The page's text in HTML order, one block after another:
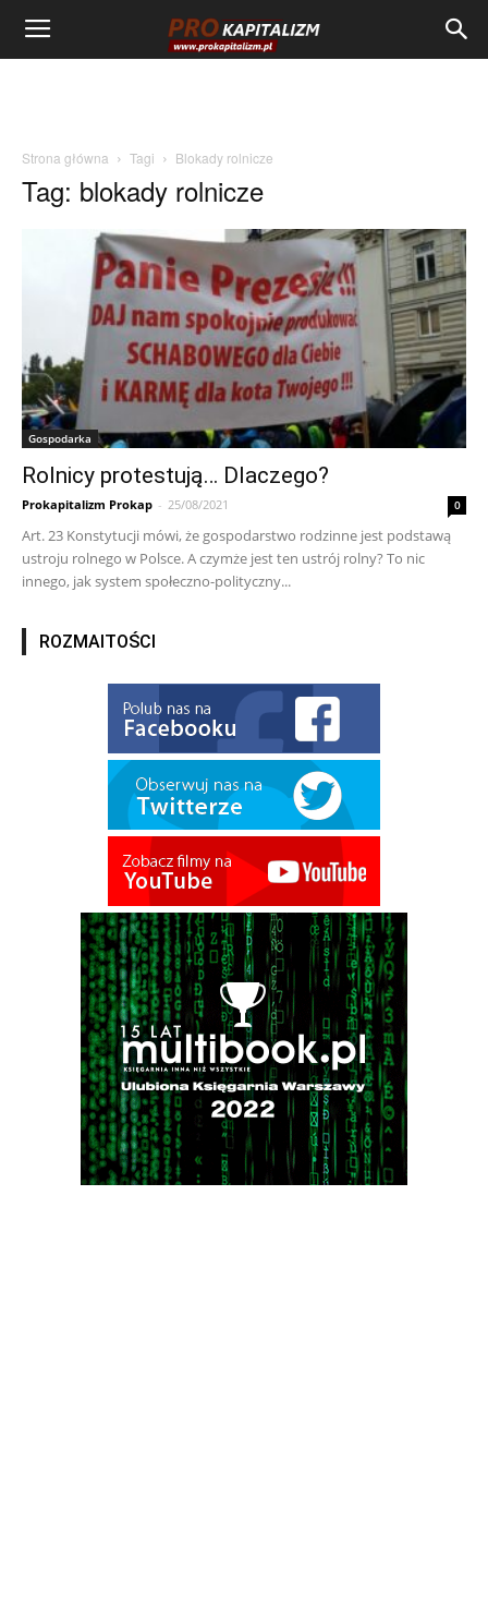
Strona główna Tagi Blokady rolnicze
Tag: blokady rolnicze
Gospodarka
Rolnicy protestują… Dlaczego?
Prokapitalizm Prokap - 25/08/2021 0
Art. 23 Konstytucji mówi, że gospodarstwo rodzinne jest podstawą
ustroju rolnego w Polsce. A czymże jest ten ustrój rolny? To nic
innego, jak system społeczno-polityczny...
ROZMAITOŚCI